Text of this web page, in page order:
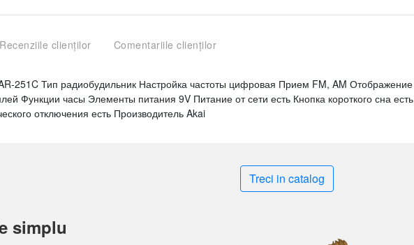
Recenziile clienților Comentariile clienților
251C Тип радиобудильник Настройка частоты цифровая Прием FM, AM Отображение
Функции часы Элементы питания 9V Питание от сети есть Кнопка короткого сна есть
отключения есть Производитель Akai
Treci in catalog
simplu